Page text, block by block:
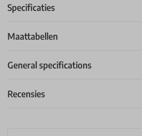
Specificaties
Maattabellen
General specifications
Recensies